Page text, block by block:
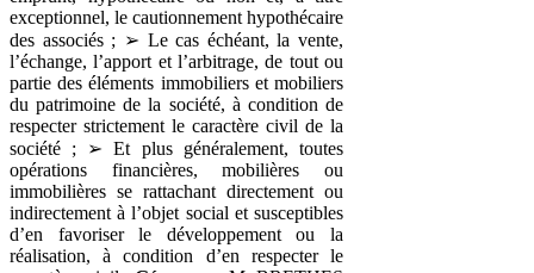
exceptionnel, le cautionnement hypothécaire
des associés ; ➢ Le cas échéant, la vente,
l’échange, l’apport et l’arbitrage, de tout ou
partie des éléments immobiliers et mobiliers
du patrimoine de la société, à condition de
respecter strictement le caractère civil de la
société ; ➢ Et plus généralement, toutes
opérations financières, mobilières ou
immobilières se rattachant directement ou
indirectement à l’objet social et susceptibles
d’en favoriser le développement ou la
réalisation, à condition d’en respecter le